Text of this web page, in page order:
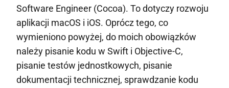
Software Engineer (Cocoa). To dotyczy rozwoju
aplikacji macOS i iOS. Oprócz tego, co
wymieniono powyżej, do moich obowiązków
należy pisanie kodu w Swift i Objective-C,
pisanie testów jednostkowych, pisanie
dokumentacji technicznej, sprawdzanie kodu